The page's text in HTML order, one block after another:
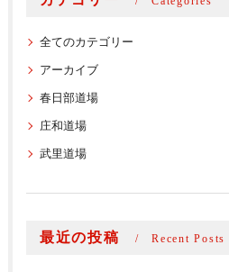
全てのカテゴリー
アーカイブ
春日部道場
庄和道場
武里道場
最近の投稿 Recent Posts